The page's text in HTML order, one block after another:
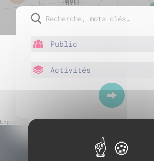
Exposition « En cours d’atelier »